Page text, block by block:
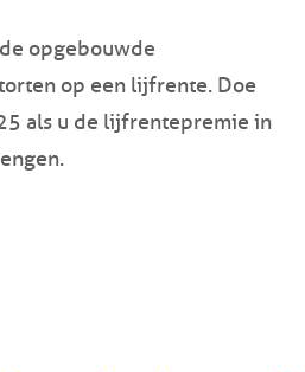
opgebouwde
op een lijfrente. Doe
als u de lijfrentepremie in